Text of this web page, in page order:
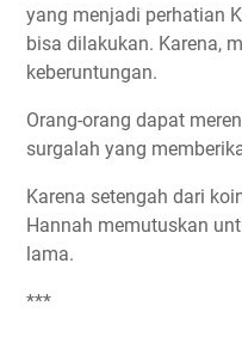
yang menjadi perhatian
bisa dilakukan. Karena,
keberuntungan.
Orang-orang dapat
surgalah yang
Karena setengah dari
Hannah memutuskan
lama.
***